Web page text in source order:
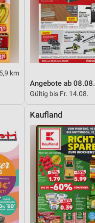
5,9 km
Angebote ab 08.08.
Gültig bis Fr. 14.08.
Kaufland